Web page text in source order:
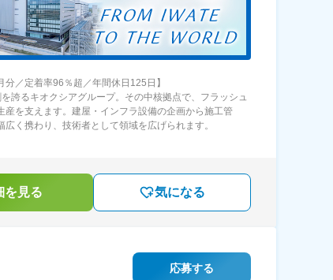
分／定着率96％超／年間休日125日】
誇るキオクシアグループ。その中核拠点で、フラッシュ
産を支えます。建屋・インフラ設備の企画から施工管
広く携わり、技術者として領域を広げられます。
を見る 気になる
応募する